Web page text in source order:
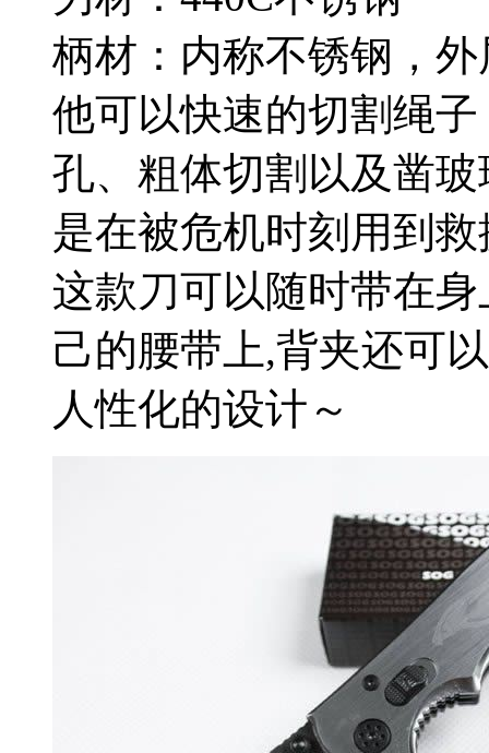
柄材：内称不锈钢，
他可以快速的切割绳
孔、粗体切割以及凿玻
是在被危机时刻用到
这款刀可以随时带在
己的腰带上,背夹还可
人性化的设计～